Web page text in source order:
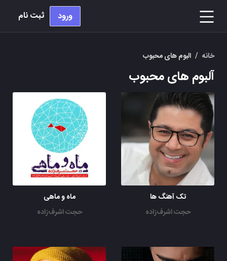
ورود ثبت نام
خانه / البوم های محبوب
آلبوم های محبوب
تک آهنگ ها
حجت اشرف‌زاده
ماه و ماهی
حجت اشرف‌زاده